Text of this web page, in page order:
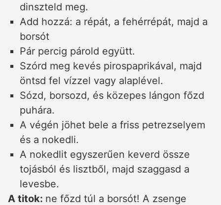
dinszteld meg.
Add hozzá: a répát, a fehérrépát, majd a
borsót
Pár percig párold együtt.
Szórd meg kevés pirospaprikával, majd
öntsd fel vízzel vagy alaplével.
Sózd, borsozd, és közepes lángon főzd
puhára.
A végén jöhet bele a friss petrezselyem
és a nokedli.
A nokedlit egyszerűen keverd össze
tojásból és lisztből, majd szaggasd a
levesbe.
A titok: ne főzd túl a borsót! A zsenge